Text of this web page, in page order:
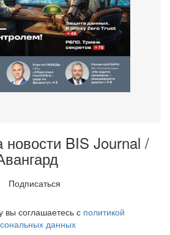
новости BIS Journal /
Подписаться
соглашаетесь с политикой
данных